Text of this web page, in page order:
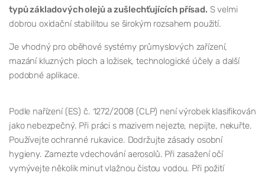
typů základových olejů a zušlechťujících přísad. S velmi
dobrou oxidační stabilitou se širokým rozsahem použití.
Je vhodný pro oběhové systémy průmyslových zařízení,
mazání kluzných ploch a ložisek, technologické účely a další
podobné aplikace.
Podle nařízení (ES) č. 1272/2008 (CLP) není výrobek klasifikován
jako nebezpečný. Při práci s mazivem nejezte, nepijte, nekuřte.
Používejte ochranné rukavice. Dodržujte zásady osobní
hygieny. Zamezte vdechování aerosolů. Při zasažení očí
vymývejte několik minut vlažnou čistou vodou. Při požití